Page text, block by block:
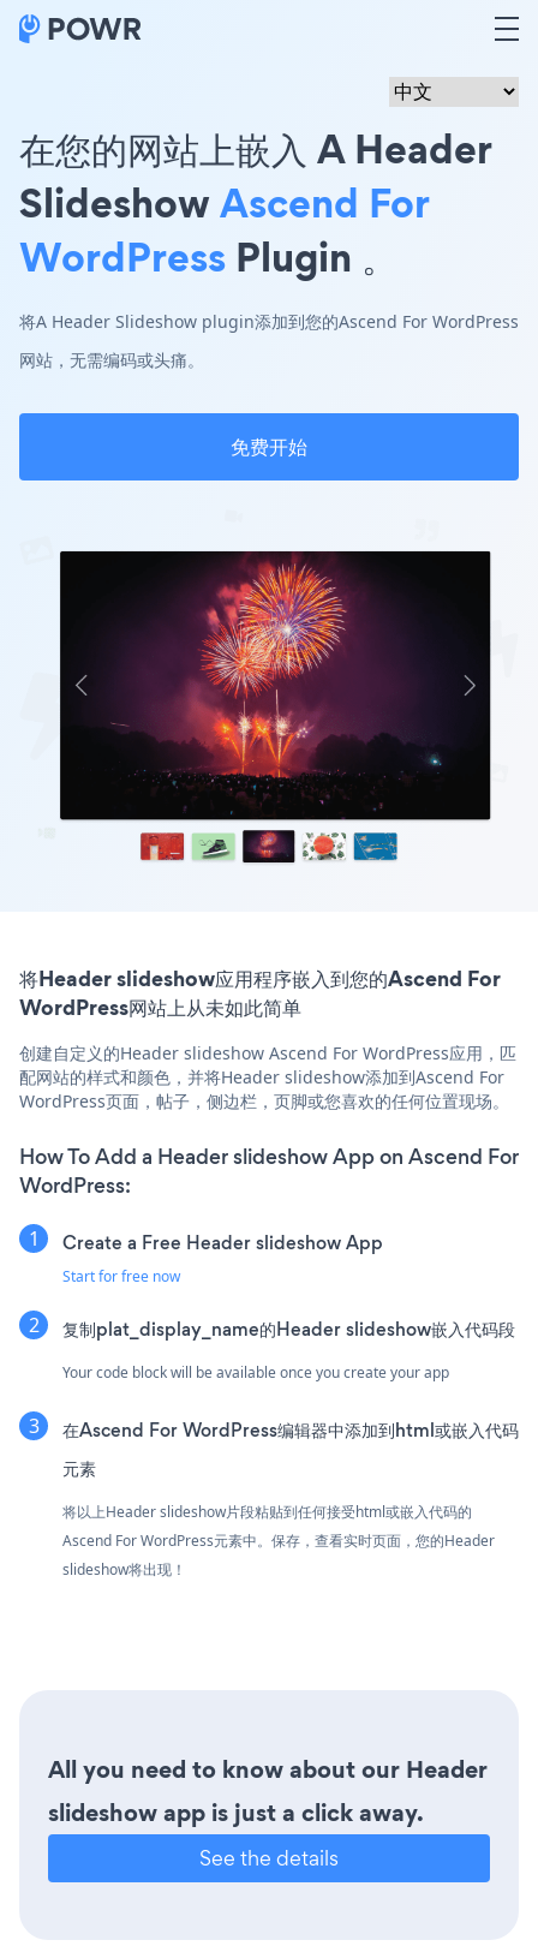
在您的网站上嵌入 A Header
SlideshowAscend For
WordPress Plugin 。
将A Header Slideshow plugin添加到您的Ascend For WordPress
网站，无需编码或头痛。
免费开始
将Header slideshow应用程序嵌入到您的Ascend For
WordPress网站上从未如此简单
创建自定义的Header slideshow Ascend For WordPress应用，匹
配网站的样式和颜色，并将Header slideshow添加到Ascend For
WordPress页面，帖子，侧边栏，页脚或您喜欢的任何位置现场。
How To Add a Header slideshow App on Ascend For
WordPress:
Create a Free Header slideshow App
Start for free now
复制plat_display_name的Header slideshow嵌入代码段
Your code block will be available once you create your app
在Ascend For WordPress编辑器中添加到html或嵌入代码
元素
将以上Header slideshow片段粘贴到任何接受html或嵌入代码的
Ascend For WordPress元素中。保存，查看实时页面，您的Header
slideshow将出现！
All you need to know about our Header
slideshow app is just a click away.
See the details